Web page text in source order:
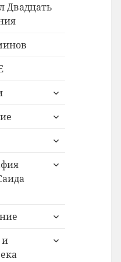
Двадцать
раскрыть
меню
раскрыть
меню
раскрыть
меню
раскрыть
раскрыть
меню
и
раскрыть